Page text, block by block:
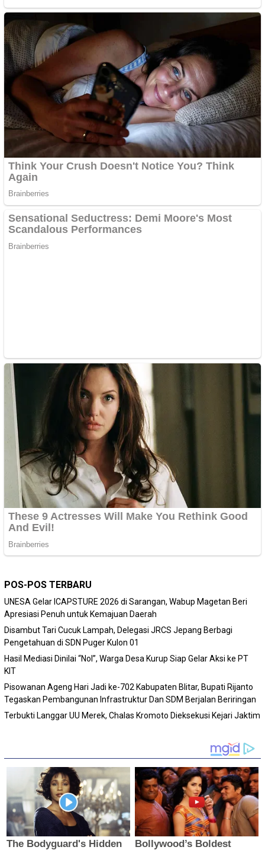
POS-POS TERBARU
‎UNESA Gelar ICAPSTURE 2026 di Sarangan, Wabup Magetan Beri
Apresiasi Penuh untuk Kemajuan Daerah
Disambut Tari Cucuk Lampah, Delegasi JRCS Jepang Berbagi
Pengetahuan di SDN Puger Kulon 01
Hasil Mediasi Dinilai “Nol”, Warga Desa Kurup Siap Gelar Aksi ke PT
KIT
Pisowanan Ageng Hari Jadi ke-702 Kabupaten Blitar, Bupati Rijanto
Tegaskan Pembangunan Infrastruktur Dan SDM Berjalan Beriringan
Terbukti Langgar UU Merek, Chalas Kromoto Dieksekusi Kejari Jaktim